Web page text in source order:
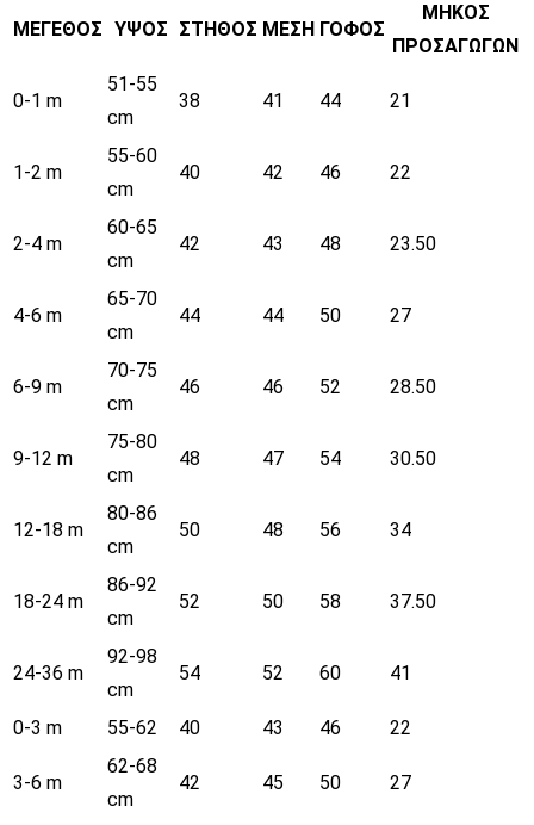
ΜΕΓΕΘΟΣ ΥΨΟΣ ΣΤΗΘΟΣ ΜΕΣΗ ΓΟΦΟΣ
ΜΗΚΟΣ
ΠΡΟΣΑΓΩΓΩΝ
0-1 m
51-55
cm
38 41 44 21
1-2 m
55-60
cm
40 42 46 22
2-4 m
60-65
cm
42 43 48 23.50
4-6 m
65-70
cm
44 44 50 27
6-9 m
70-75
cm
46 46 52 28.50
9-12 m
75-80
cm
48 47 54 30.50
12-18 m
80-86
cm
50 48 56 34
18-24 m
86-92
cm
52 50 58 37.50
24-36 m
92-98
cm
54 52 60 41
0-3 m 55-62 40 43 46 22
3-6 m
62-68
cm
42 45 50 27